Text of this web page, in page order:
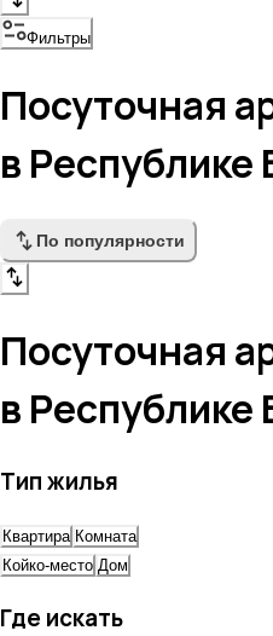
Фильтры
Посуточная
в Республике
По популярности
Посуточная
в Республике
Тип жилья
Квартира Комната
Койко-место Дом
Где искать